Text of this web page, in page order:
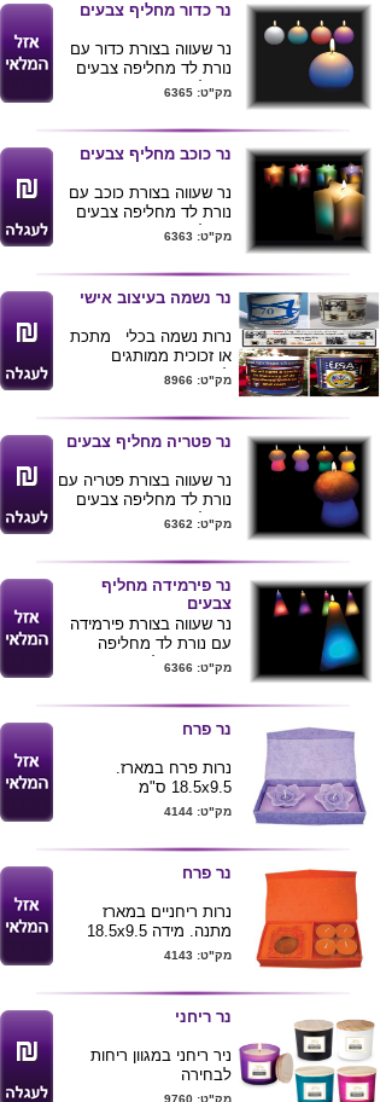
נר כדור מחליף צבעים
נר שעווה בצורת כדור עם
נורת לד מחליפה צבעים
הנדלקת ברגע זיהוי חום
צורך בסוללות .
מק"ט: 6365
נר כוכב מחליף צבעים
נר שעווה בצורת כוכב עם
נורת לד מחליפה צבעים
הנדלקת ברגע זיהוי חום
צורך בסוללות .
מק"ט: 6363
נר נשמה בעיצוב אישי
נרות נשמה בכלי מתכת
או זכוכית ממותגים
לפרטיים ,חברות וארגונים
מינימום הזמנה 100 נרות ,
אספקה מהירה לכל חלקי
הארץ .
מק"ט: 8966
נר פטריה מחליף צבעים
נר שעווה בצורת פטריה עם
נורת לד מחליפה צבעים
הנדלקת ברגע זיהוי חום
צורך בסוללות .
מק"ט: 6362
נר פירמידה מחליף
צבעים
נר שעווה בצורת פירמידה
עם נורת לד מחליפה
צבעים הנדלקת ברגע זיהוי
ללא צורך בסוללות .
מק"ט: 6366
נר פרח
נרות פרח במארז.
18.5x9.5 ס"מ
מק"ט: 4144
נר פרח
נרות ריחניים במארז
מתנה. מידה 18.5x9.5
ס"מ
מק"ט: 4143
נר ריחני
ניר ריחני במגוון ריחות
לבחירה
מגיע בכוס זכוכית
מק"ט: 9760